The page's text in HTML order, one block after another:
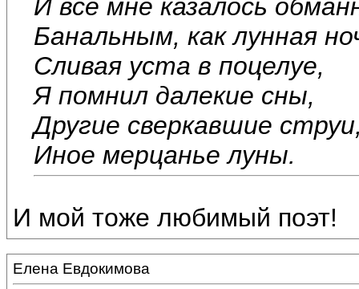
И все мне казалось
Банальным, как лунная
Сливая уста в поцелуе,
Я помнил далекие сны,
Другие сверкавшие
Иное мерцанье луны.
И мой тоже любимый поэт!
Елена Евдокимова